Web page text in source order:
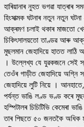
হাৰিয়ানাৰ নুহত ভগৱা যাত্ৰাৰ
হিংসাত্মক ঘটনাৰ নতুন নতুন
আক্ৰমণ চলাই থকাৰ মাজতো
চিকিৎসালয়তো তাণ্ডৱ আৰু
মুছলমান জেহাদিয়ে হাতত
। উল্লেখ্য যে যুৱকজনে সেই
তেওঁৰ গাড়ীত জেহাদিয়ে
জেহাদিয়ে লুটি নিয়ে ।
পৰ্যন্ত ভাঙি লণ্ড ভণ্ড কৰে
হস্পিটালৰ চিচিটিভি কেমেৰা
তাৰ পিছতে ৫০ জনতকৈ অধিক